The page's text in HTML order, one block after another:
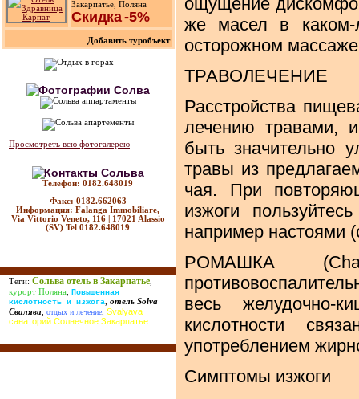
Закарпатье, Поляна
Скидка-5%
Добавить туробъект
Просмотреть всю фотогалерею
Телефон: 0182.648019
Факс: 0182.662063
Информация: Falanga Immobiliare,
Via Vittorio Veneto, 116 | 17021 Alassio
(SV) Tel 0182.648019
Теги: Сольва отель в Закарпатье
курорт Поляна
Повышенная
кислотность и изжога отель Solva
Свалява отдых и лечение Svalyava
санаторий Солнечное Закарпатье
же масел в каком-
осторожном
ТРАВОЛЕЧЕНИЕ
Расстройства
лечению травами,
быть значительно
травы из
чая. При
изжоги
например настоями
РОМАШКА
весь желудочно-
кислотности
употреблением
Симптомы изжоги